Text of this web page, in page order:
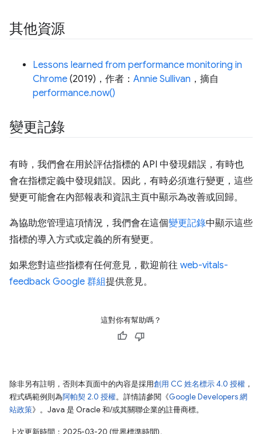
其他資源
Lessons learned from performance monitoring in
Chrome (2019)，作者： Annie Sullivan ，摘自
performance.now()
變更記錄
有時，我們會在用於評估指標的 API 中發現錯誤，有時也
會在指標定義中發現錯誤。因此，有時必須進行變更，這些
變更可能會在內部報表和資訊主頁中顯示為改善或回歸。
為協助您管理這項情況，我們會在這個變更記錄中顯示這些
指標的導入方式或定義的所有變更。
如果您對這些指標有任何意見，歡迎前往 web-vitals-
feedback Google 群組提供意見。
這對你有幫助嗎？
除非另有註明，否則本頁面中的內容是採用創用 CC 姓名標示 4.0 授權 ，
程式碼範例則為阿帕契 2.0 授權。詳情請參閱《Google Developers 網
站政策》。Java 是 Oracle 和/或其關聯企業的註冊商標。
上次更新時間：2025-03-20 (世界標準時間)。